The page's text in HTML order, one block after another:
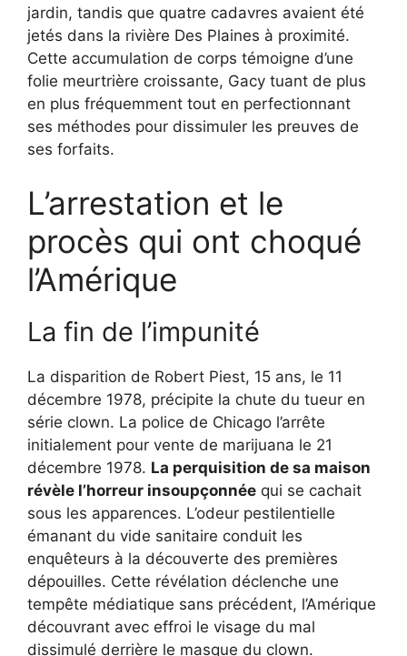
jardin, tandis que quatre cadavres avaient été
jetés dans la rivière Des Plaines à proximité.
Cette accumulation de corps témoigne d’une
folie meurtrière croissante, Gacy tuant de plus
en plus fréquemment tout en perfectionnant
ses méthodes pour dissimuler les preuves de
ses forfaits.
L’arrestation et le
procès qui ont choqué
l’Amérique
La fin de l’impunité
La disparition de Robert Piest, 15 ans, le 11
décembre 1978, précipite la chute du tueur en
série clown. La police de Chicago l’arrête
initialement pour vente de marijuana le 21
décembre 1978. La perquisition de sa maison
révèle l’horreur insoupçonnée qui se cachait
sous les apparences. L’odeur pestilentielle
émanant du vide sanitaire conduit les
enquêteurs à la découverte des premières
dépouilles. Cette révélation déclenche une
tempête médiatique sans précédent, l’Amérique
découvrant avec effroi le visage du mal
dissimulé derrière le masque du clown.